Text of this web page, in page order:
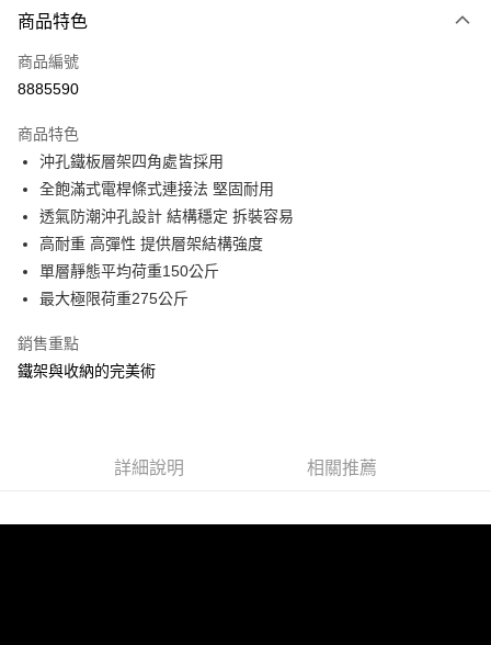
台灣樂天信用卡公司
全盈+PAY
大哥付你分期
2.付款方式選擇「大哥付你分期」，訂單成立後會自動跳轉到大哥付的交易
流程，驗證手機門號後，選擇欲分期的期數、繳款截止日，確認付款後即完
成交易。
3.實際核准額度、可分期數及費用金額請依後續交易確認頁面所載為準。
4.訂單成立30分鐘內，如未前往確認交易或遇審核未通過，訂單將自動取
消。如遇「轉專審核」未通過狀況，表示未達大哥付你分期系統評分，恕無
法說明評估內容。
【繳款方式說明】
1.分期款項不併入電信帳單，「大哥付你分期」於每月結算日後寄送繳費提
2.透過簡訊連結打開帳單後，可選擇「超商條碼／台灣大直營門市／銀行轉
買賣價金債權讓與本公司後，依約使用本公司帳單繳交帳款。
2.基於同意付款使用「大哥付你分期」之契約關係目的，商店將以您的個人
運送方式
宅配
每筆NT$80，滿NT$599(含以上)免運費
120x35 120x45 眾多
商品特色
商品編號
8885590
商品特色
沖孔鐵板層架四角處皆採用
全飽滿式電桿條式連接法 堅固耐用
透氣防潮沖孔設計 結構穩定 拆裝容易
高耐重 高彈性 提供層架結構強度
單層靜態平均荷重150公斤
最大極限荷重275公斤
銷售重點
鐵架與收納的完美術
詳細說明 相關推薦